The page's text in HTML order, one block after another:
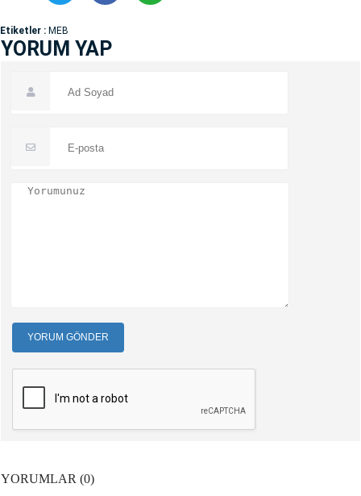
Etiketler : MEB
YORUM YAP
YORUM GÖNDER
YORUMLAR (0)